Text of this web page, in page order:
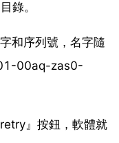
錄。
和序列號，名字隨
00aq-zas0-
』按鈕，軟體就